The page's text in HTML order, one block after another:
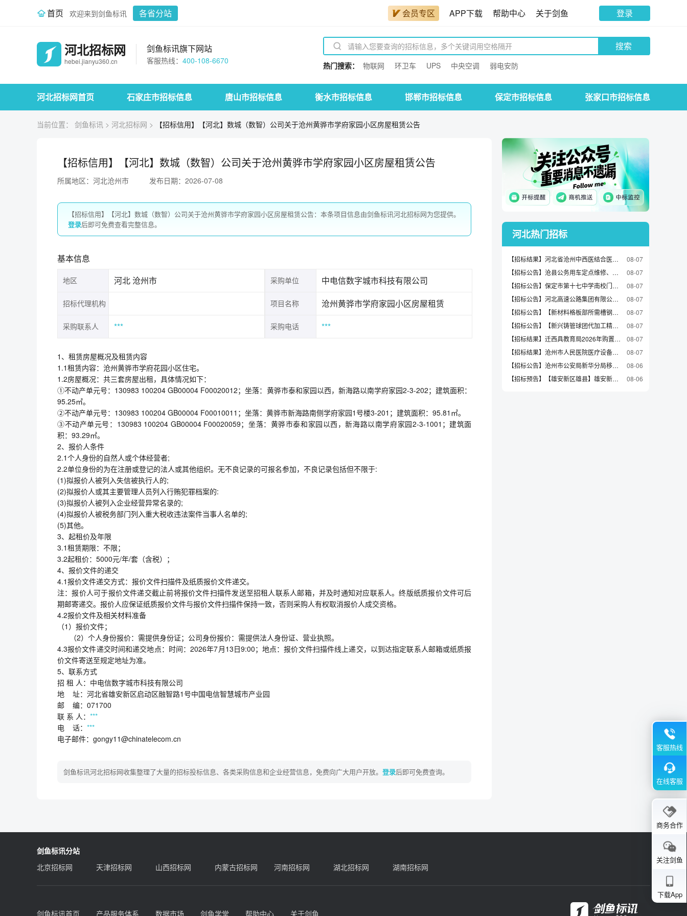
首页 欢迎来到剑鱼标讯 各省分站 会员专区 APP下载 帮助中心 关于剑鱼 登录
河北招标网
hebei.jianyu360.cn
剑鱼标讯旗下网站
客服热线： 400-108-6670
搜索
热门搜索： 物联网 环卫车 UPS 中央空调 弱电安防
河北招标网首页 石家庄市招标信息 唐山市招标信息 衡水市招标信息 邯郸市招标信息 保定市招标信息 张家口市招标信息
当前位置： 剑鱼标讯 > 河北招标网 > 【招标信用】【河北】数城（数智）公司关于沧州黄骅市学府家园小区房屋租赁公告
【招标信用】【河北】数城（数智）公司关于沧州黄骅市学府家园小区房屋租赁公告
所属地区：河北沧州市 发布日期：2026-07-08
【招标信用】【河北】数城（数智）公司关于沧州黄骅市学府家园小区房屋租赁公告：本条项目信息由剑鱼标讯河北招标网为您提供。
登录后即可免费查看完整信息。
基本信息
地区 河北 沧州市 采购单位 中电信数字城市科技有限公司
招标代理机构 项目名称 沧州黄骅市学府家园小区房屋租赁
采购联系人 *** 采购电话 ***
1、租赁房屋概况及租赁内容
1.1租赁内容：沧州黄骅市学府花园小区住宅。
1.2房屋概况：共三套房屋出租，具体情况如下：
①不动产单元号：130983 100204 GB00004 F00020012；坐落：黄骅市泰和家园以西，新海路以南学府家园2-3-202；建筑面积：
95.25㎡。
②不动产单元号：130983 100204 GB00004 F00010011；坐落：黄骅市新海路南侧学府家园1号楼3-201；建筑面积：95.81㎡。
③不动产单元号：130983 100204 GB00004 F00020059；坐落：黄骅市泰和家园以西，新海路以南学府家园2-3-1001；建筑面
积：93.29㎡。
2、报价人条件
2.1个人身份的自然人或个体经营者;
2.2单位身份的为在注册或登记的法人或其他组织。无不良记录的可报名参加，不良记录包括但不限于:
(1)拟报价人被列入失信被执行人的;
(2)拟报价人或其主要管理人员列入行贿犯罪档案的:
(3)拟报价人被列入企业经营异常名录的;
(4)拟报价人被税务部门列入重大税收违法案件当事人名单的;
(5)其他。
3、起租价及年限
3.1租赁期限：不限；
3.2起租价：5000元/年/套（含税）；
4、报价文件的递交
4.1报价文件递交方式：报价文件扫描件及纸质报价文件递交。
注：报价人可于报价文件递交截止前将报价文件扫描件发送至招租人联系人邮箱，并及时通知对应联系人。终版纸质报价文件可后
期邮寄递交。报价人应保证纸质报价文件与报价文件扫描件保持一致，否则采购人有权取消报价人成交资格。
4.2报价文件及相关材料准备
（1）报价文件；
（2）个人身份报价：需提供身份证；公司身份报价：需提供法人身份证、营业执照。
4.3报价文件递交时间和递交地点：时间：2026年7月13日9:00；地点：报价文件扫描件线上递交，以到达指定联系人邮箱或纸质报
价文件寄送至规定地址为准。
5、联系方式
招 租 人：中电信数字城市科技有限公司
地 址：河北省雄安新区启动区融智路1号中国电信智慧城市产业园
邮 编：071700
联 系 人： ***
电 话： ***
电子邮件：gongy11@chinatelecom.cn
剑鱼标讯河北招标网收集整理了大量的招标投标信息、各类采购信息和企业经营信息，免费向广大用户开放。 登录后即可免费查询。
河北热门招标
【招标结果】河北省沧州中西医结合医院液氧供应服务项目中标公告
08-07
【招标公告】沧县公务用车定点维修、定点保险、定点加油项目采购招标公告
08-07
【招标公告】保定市第十七中学南校门及校园民国老校门复建工程招标公告
08-07
【招标公告】河北高速公路集团有限公司2026年机电养护工程施工（第一批）招标公告
08-07
【招标公告】【新材料格板部所需槽钢采购】采购公告
08-07
【招标公告】【新兴铸管球团代加工精粉采购0806】采购公告
08-07
【招标结果】迁西具教育局2026年购置第二幼儿园等园所玩教县项目（一）询价成交公告
08-07
【招标结果】沧州市人民医院医疗设备更新购置项目（一）03包、04包中标公告（三次）
08-07
【招标公告】沧州市公安局新华分局移动警务终端服务采购项目（三次）招标公告
08-06
【招标预告】【雄安新区雄县】雄安新区雄县组团供水设施更新改造工程（二期）监理预公示（含招标文件）
08-06
客服热线
在线客服
商务合作
关注剑鱼
下载App
剑鱼标讯分站
北京招标网
天津招标网 山西招标网 内蒙古招标网 河南招标网 湖北招标网 湖南招标网
剑鱼标讯首页 产品服务体系 数据市场 剑鱼学堂 帮助中心 关于剑鱼